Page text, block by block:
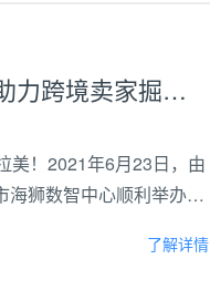
入驻绿色通道开启！斑马ERP携手美客多，共同助力跨境卖家掘金拉美！
美！2021年6月23日，由
海狮数智中心顺利举办，
了解详情